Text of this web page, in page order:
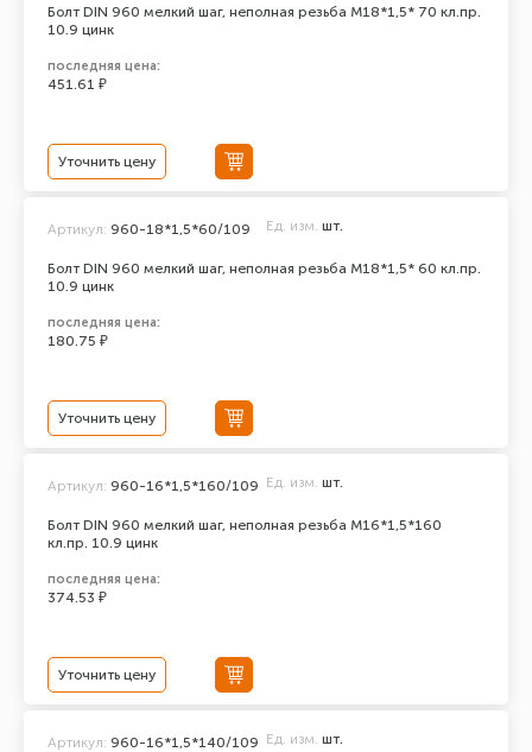
Болт DIN 960 мелкий шаг, неполная резьба M18*1,5* 70 кл.пр.
10.9 цинк
последняя цена:
451.61 ₽
Уточнить цену
Болт DIN 960 мелкий шаг, неполная резьба M18*1,5* 60 кл.пр.
10.9 цинк
Артикул: 960-18*1,5*60/109 Ед. изм. шт.
последняя цена:
180.75 ₽
Уточнить цену
Болт DIN 960 мелкий шаг, неполная резьба M16*1,5*160
кл.пр. 10.9 цинк
Артикул: 960-16*1,5*160/109 Ед. изм. шт.
последняя цена:
374.53 ₽
Уточнить цену
Артикул: 960-16*1,5*140/109 Ед. изм. шт.